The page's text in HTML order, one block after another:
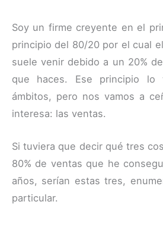
Soy un firme creyente en el
principio del 80/20 por el cual
suele venir debido a un 20%
que haces. Ese principio
ámbitos, pero nos vamos a
interesa: las ventas.
Si tuviera que decir qué tres
80% de ventas que he
años, serían estas tres,
particular.